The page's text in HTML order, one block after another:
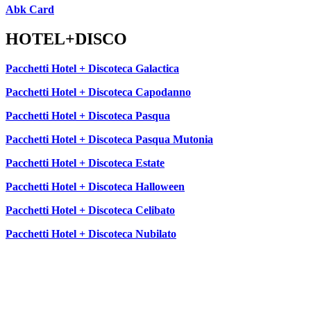
Abk Card
HOTEL+DISCO
Pacchetti Hotel + Discoteca Galactica
Pacchetti Hotel + Discoteca Capodanno
Pacchetti Hotel + Discoteca Pasqua
Pacchetti Hotel + Discoteca Pasqua Mutonia
Pacchetti Hotel + Discoteca Estate
Pacchetti Hotel + Discoteca Halloween
Pacchetti Hotel + Discoteca Celibato
Pacchetti Hotel + Discoteca Nubilato